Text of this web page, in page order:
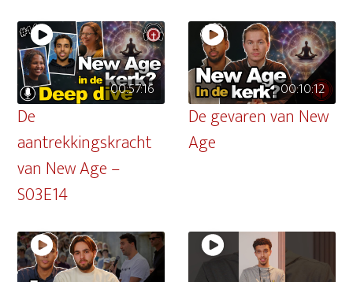
00:57:16
De
aantrekkingskracht
van New Age –
S03E14
00:10:12
De gevaren van New
Age